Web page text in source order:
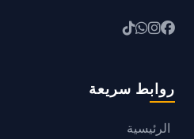
روابط سريعة
الرئيسية